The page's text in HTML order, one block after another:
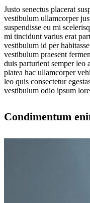
Justo senectus placerat
vestibulum ullamcorper
suspendisse eu mi
mi tincidunt varius erat
vestibulum id per
vestibulum praesent
duis parturient semper leo
platea hac ullamcorper
leo quis consectetur
vestibulum odio ipsum
Condimentum